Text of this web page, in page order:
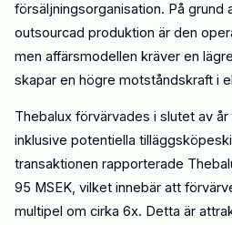
försäljningsorganisation. På grund
outsourcad produktion är den
men affärsmodellen kräver en
skapar en högre motståndskraft i
Thebalux förvärvades i slutet av år
inklusive potentiella
transaktionen rapporterade
95 MSEK, vilket innebär att
multipel om cirka 6x. Detta är